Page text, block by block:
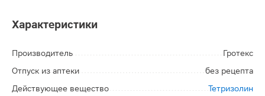
Характеристики
Производитель
Гротекс
Отпуск из аптеки
без рецепта
Действующее вещество
Тетризолин